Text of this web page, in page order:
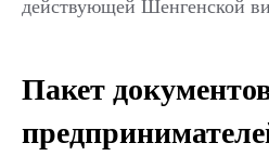
действующей Шенгенской
Пакет